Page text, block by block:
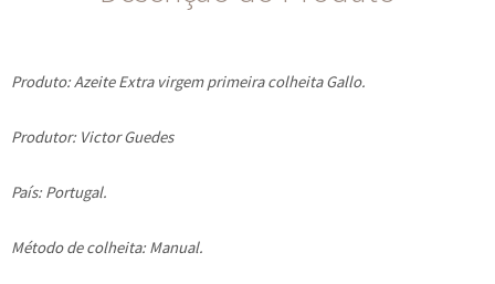
Produto: Azeite Extra virgem primeira colheita Gallo.
Produtor: Victor Guedes
País: Portugal.
Método de colheita: Manual.